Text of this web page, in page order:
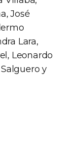
José
Lara,
Leonardo
y